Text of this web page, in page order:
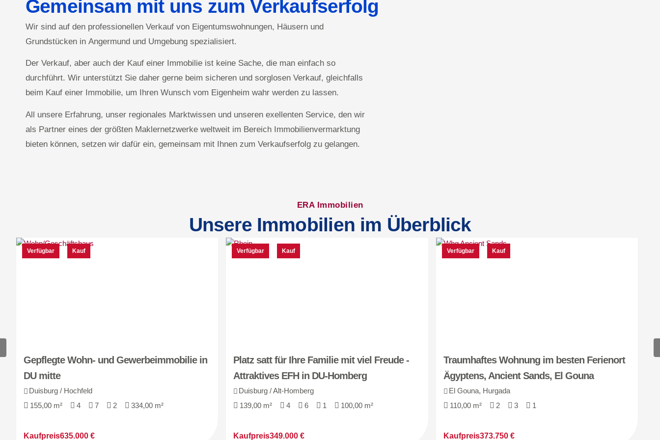
Gemeinsam mit uns zum Verkaufserfolg
Wir sind auf den professionellen Verkauf von Eigentumswohnungen, Häusern und
Grundstücken in Angermund und Umgebung spezialisiert.
Der Verkauf, aber auch der Kauf einer Immobilie ist keine Sache, die man einfach so
durchführt. Wir unterstützt Sie daher gerne beim sicheren und sorglosen Verkauf, gleichfalls
beim Kauf einer Immobilie, um Ihren Wunsch vom Eigenheim wahr werden zu lassen.
All unsere Erfahrung, unser regionales Marktwissen und unseren exellenten Service, den wir
als Partner eines der größten Maklernetzwerke weltweit im Bereich Immobilienvermarktung
bieten können, setzen wir dafür ein, gemeinsam mit Ihnen zum Verkaufserfolg zu gelangen.
ERA Immobilien
Unsere Immobilien im Überblick
Verfügbar Kauf
Gepflegte Wohn- und Gewerbeimmobilie in
DU mitte
Duisburg / Hochfeld
155,00 m²
4 7 2 334,00 m²
Kaufpreis635.000 €
Verfügbar Kauf
Platz satt für Ihre Familie mit viel Freude -
Attraktives EFH in DU-Homberg
Duisburg / Alt-Homberg
139,00 m²
4 6 1 100,00 m²
Kaufpreis349.000 €
Verfügbar Kauf
Traumhaftes Wohnung im besten Ferienort
Ägyptens, Ancient Sands, El Gouna
El Gouna, Hurgada
110,00 m²
2 3 1
Kaufpreis373.750 €